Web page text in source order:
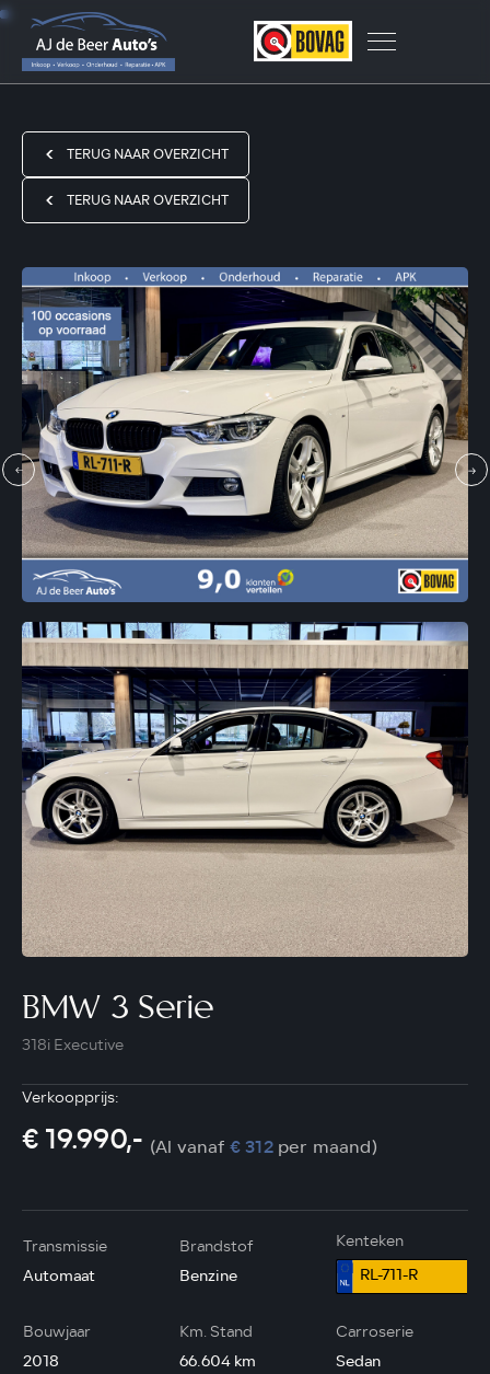
TERUG NAAR OVERZICHT
TERUG NAAR OVERZICHT
BMW 3 Serie
318i Executive
Verkoopprijs:
€ 19.990,- (Al vanaf € 312 per maand)
Transmissie
Automaat
Brandstof
Benzine
Kenteken
RL-711-R
Bouwjaar
2018
Km. Stand
66.604 km
Carroserie
Sedan